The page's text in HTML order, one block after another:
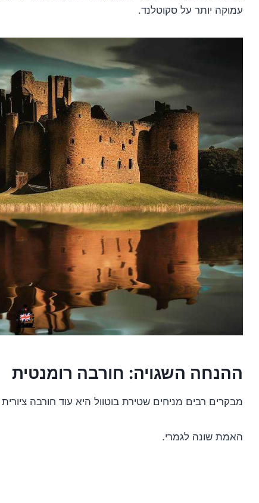
עמוקה יותר על סקוטלנד.
ההנחה השגויה: חורבה רומנטית
מבקרים רבים מניחים שטירת בוטוול היא עוד חורבה ציורית
האמת שונה לגמרי.